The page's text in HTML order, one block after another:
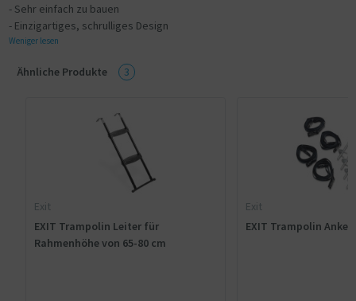
- Sehr einfach zu bauen
- Einzigartiges, schrulliges Design
Weniger lesen
Ähnliche Produkte 3
Exit
EXIT Trampolin Leiter für
Rahmenhöhe von 65-80 cm
Exit
EXIT Trampolin